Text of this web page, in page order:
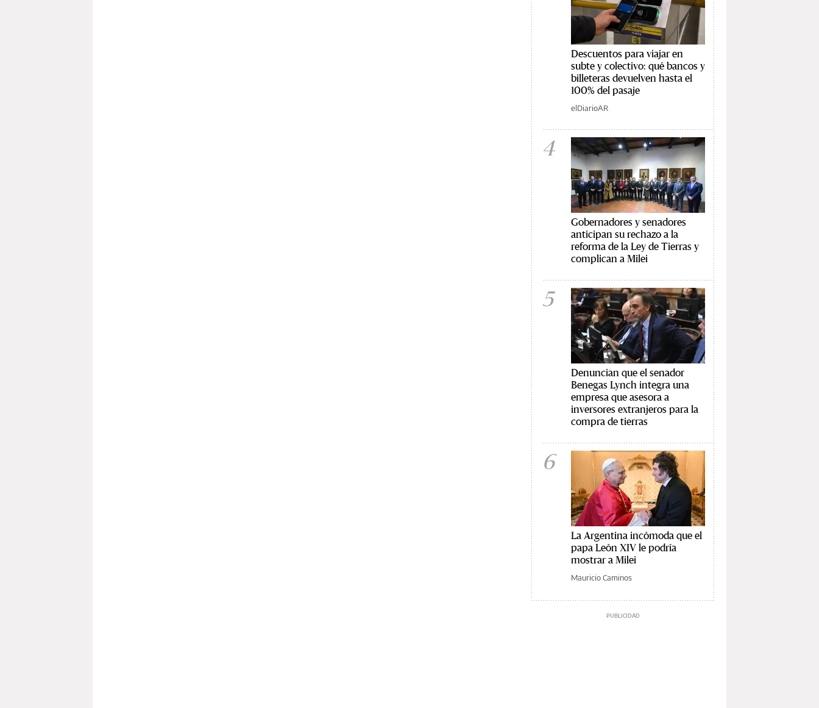
Descuentos para viajar en
subte y colectivo: qué bancos y
billeteras devuelven hasta el
100% del pasaje
elDiarioAR
4
Gobernadores y senadores
anticipan su rechazo a la
reforma de la Ley de Tierras y
complican a Milei
5
Denuncian que el senador
Benegas Lynch integra una
empresa que asesora a
inversores extranjeros para la
compra de tierras
6
La Argentina incómoda que el
papa León XIV le podría
mostrar a Milei
Mauricio Caminos